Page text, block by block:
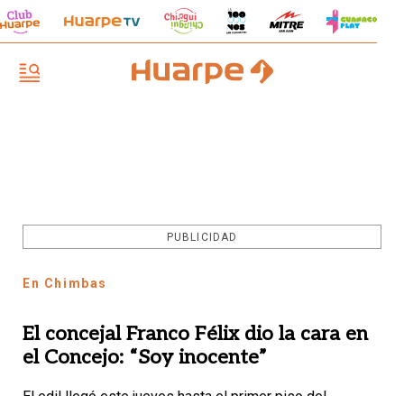
PUBLICIDAD
En Chimbas
El concejal Franco Félix dio la cara en
el Concejo: “Soy inocente”